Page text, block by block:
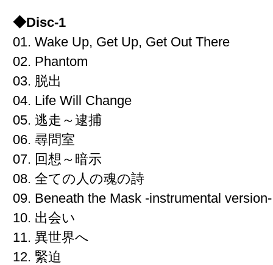
◆Disc-1
01. Wake Up, Get Up, Get Out There
02. Phantom
03. 脱出
04. Life Will Change
05. 逃走～逮捕
06. 尋問室
07. 回想～暗示
08. 全ての人の魂の詩
09. Beneath the Mask -instrumental version-
10. 出会い
11. 異世界へ
12. 緊迫